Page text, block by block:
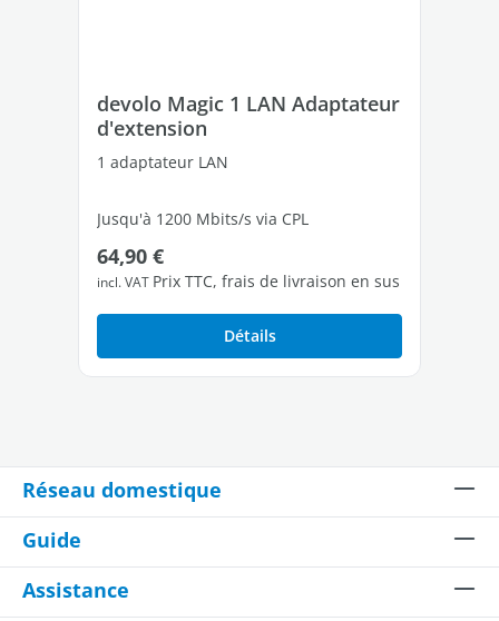
devolo Magic 1 LAN Adaptateur
d'extension
1 adaptateur LAN
Jusqu'à 1200 Mbits/s via CPL
1 port Ethernet Gigabit libres
Prix régulier :
64,90 €
incl. VAT Prix TTC, frais de livraison en sus
Détails
Réseau domestique
Guide
Assistance